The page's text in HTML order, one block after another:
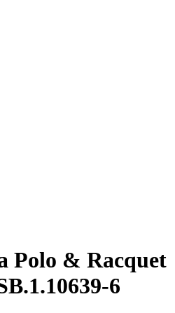
Polo & Racquet
6